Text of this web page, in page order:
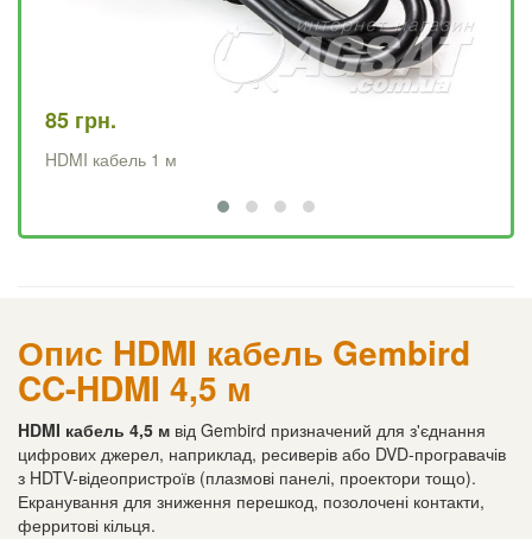
85 грн.
HDMI кабель 1 м
Опис HDMI кабель Gembird
CC-HDMI 4,5 м
HDMI кабель 4,5 м від Gembird призначений для з'єднання
цифрових джерел, наприклад, ресиверів або DVD-програвачів
з HDTV-відеопристроїв (плазмові панелі, проектори тощо).
Екранування для зниження перешкод, позолочені контакти,
ферритові кільця.